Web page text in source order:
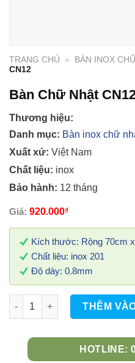
TRANG CHỦ » BÀN INOX
CN12
Bàn Chữ Nhật
Thương hiệu:
Danh mục: Bàn inox chữ
Xuất xứ: Việt Nam
Chất liệu: inox
Bảo hành: 12 tháng
Giá: 920.000₫
Kích thước: Rộng 70cm
Chất liệu: inox 201
Độ dày: 0.8mm
Bàn Chữ Nhật CN12 số lượng
THÊM
HOTLINE: